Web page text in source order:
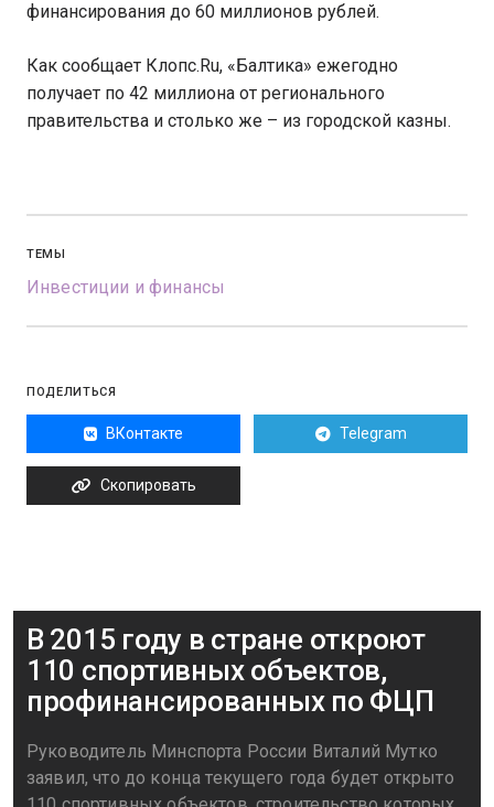
финансирования до 60 миллионов рублей.
Как сообщает Клопс.Ru, «Балтика» ежегодно
получает по 42 миллиона от регионального
правительства и столько же – из городской казны.
ТЕМЫ
Инвестиции и финансы
ПОДЕЛИТЬСЯ
ВКонтакте Telegram
Скопировать
В 2015 году в стране откроют
110 спортивных объектов,
профинансированных по ФЦП
Руководитель Минспорта России Виталий Мутко
заявил, что до конца текущего года будет открыто